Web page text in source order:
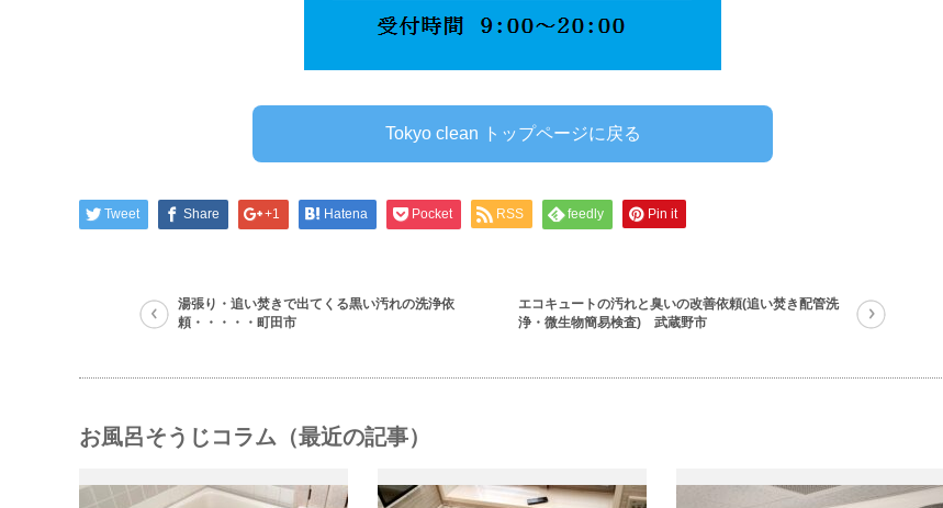
Tokyo clean トップページに戻る
Tweet Share +1 Hatena Pocket RSS feedly Pin it
湯張り・追い焚きで出てくる黒い汚れの洗浄依
頼・・・・・町田市
エコキュートの汚れと臭いの改善依頼(追い焚き配管洗
浄・微生物簡易検査) 武蔵野市
お風呂そうじコラム（最近の記事）